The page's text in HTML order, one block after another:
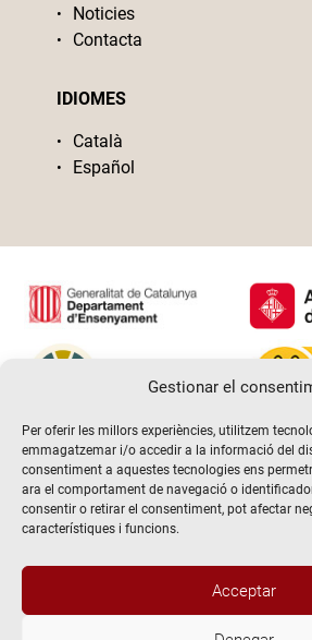
Gestionar el
Per oferir les millors experiències, utilitzem
emmagatzemar i/o accedir a la informació del
consentiment a aquestes tecnologies ens
ara el comportament de navegació o
consentir o retirar el consentiment, pot afectar
característiques i funcions.
Acceptar
Noticies
Contacta
IDIOMES
Català
Español